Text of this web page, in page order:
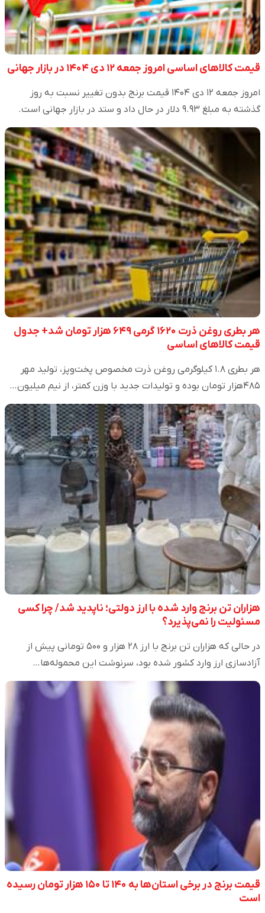
قیمت کالاهای اساسی امروز جمعه ۱۲ دی ۱۴۰۴ در بازار جهانی
امروز جمعه ۱۲ دی ۱۴۰۴ قیمت برنج بدون تغییر نسبت به روز
گذشته به مبلغ ۹.۹۳ دلار در حال داد و ستد در بازار جهانی است.
هر بطری روغن ذرت ۱۶۲۰ گرمی ۶۴۹ هزار تومان شد+ جدول
قیمت کالاهای اساسی
هر بطری ۱.۸ کیلوگرمی روغن ذرت مخصوص پخت‌وپز، تولید مهر
۴۸۵هزار تومان بوده و تولیدات جدید با وزن کمتر، از نیم میلیون…
هزاران تن برنج وارد شده با ارز دولتی؛ ناپدید شد/ چرا کسی
مسئولیت را نمی‌پذیرد؟
در حالی که هزاران تن برنج با ارز ۲۸ هزار و ۵۰۰ تومانی پیش از
آزادسازی ارز وارد کشور شده بود، سرنوشت این محموله‌ها…
قیمت برنج در برخی استان‌ها به ۱۴۰ تا ۱۵۰ هزار تومان رسیده
است